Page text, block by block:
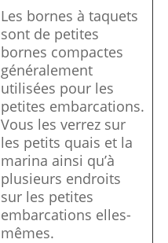
Les bornes à taquets
sont de petites
bornes compactes
généralement
utilisées pour les
petites embarcations.
Vous les verrez sur
les petits quais et la
marina ainsi qu’à
plusieurs endroits
sur les petites
embarcations elles-
mêmes.